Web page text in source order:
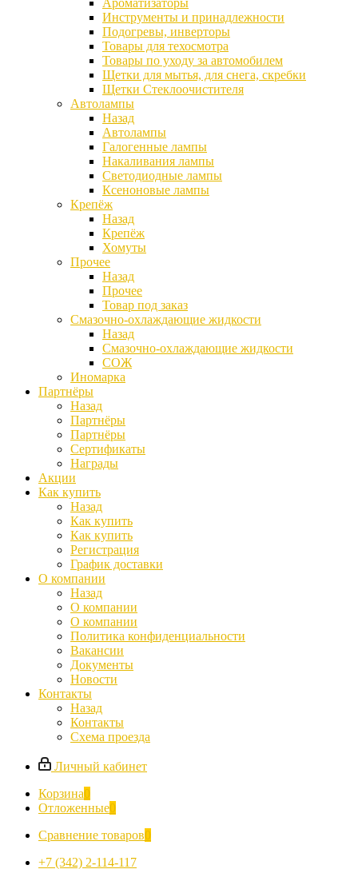
Ароматизаторы
Инструменты и принадлежности
Подогревы, инверторы
Товары для техосмотра
Товары по уходу за автомобилем
Щетки для мытья, для снега, скребки
Щетки Стеклоочистителя
Автолампы
Назад
Автолампы
Галогенные лампы
Накаливания лампы
Светодиодные лампы
Ксеноновые лампы
Крепёж
Назад
Крепёж
Хомуты
Прочее
Назад
Прочее
Товар под заказ
Смазочно-охлаждающие жидкости
Назад
Смазочно-охлаждающие жидкости
СОЖ
Иномарка
Партнёры
Назад
Партнёры
Партнёры
Сертификаты
Награды
Акции
Как купить
Назад
Как купить
Как купить
Регистрация
График доставки
О компании
Назад
О компании
О компании
Политика конфиденциальности
Вакансии
Документы
Новости
Контакты
Назад
Контакты
Схема проезда
Личный кабинет
Корзина0
Отложенные0
Сравнение товаров0
+7 (342) 2-114-117